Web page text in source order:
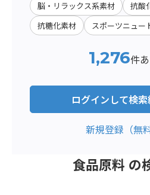
脳・リラックス系素材 抗酸
抗糖化素材 スポーツニュー
1,276件
ログインして検
新規登録（無
食品原料 の